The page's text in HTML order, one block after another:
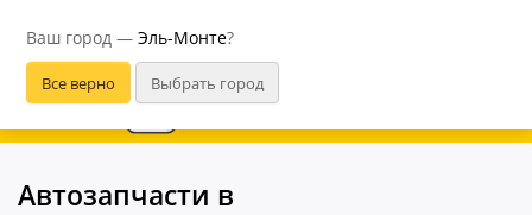
Ваш город — Эль-Монте?
В приложении удобнее
Автозапчасти в